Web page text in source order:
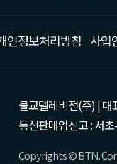
인정보처리방침 사업
불교텔레비전(주) | 대
통신판매업신고 : 서
Copyrights © BTN.